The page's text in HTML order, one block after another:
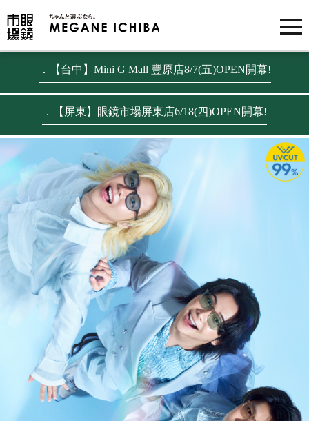
．【台中】Mini G Mall 豐原店8/7(五)OPEN開幕!
．【屏東】眼鏡市場屏東店6/18(四)OPEN開幕!